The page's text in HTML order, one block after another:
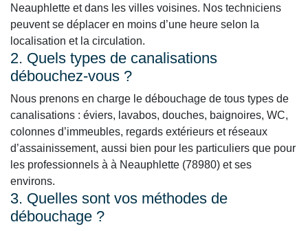
Neauphlette et dans les villes voisines. Nos techniciens
peuvent se déplacer en moins d’une heure selon la
localisation et la circulation.
2. Quels types de canalisations
débouchez-vous ?
Nous prenons en charge le débouchage de tous types de
canalisations : éviers, lavabos, douches, baignoires, WC,
colonnes d’immeubles, regards extérieurs et réseaux
d’assainissement, aussi bien pour les particuliers que pour
les professionnels à à Neauphlette (78980) et ses
environs.
3. Quelles sont vos méthodes de
débouchage ?